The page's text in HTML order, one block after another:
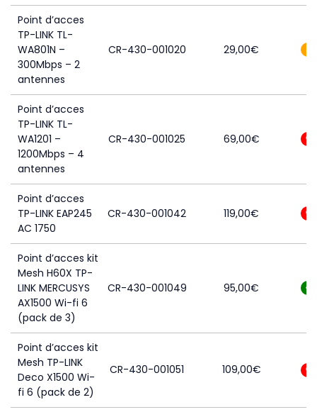
Point d’acces
TP-LINK TL-
WA801N –
300Mbps – 2
antennes
CR-430-001020 29,00€ 3
Point d’acces
TP-LINK TL-
WA1201 –
1200Mbps – 4
antennes
CR-430-001025 69,00€ 0
Point d’acces
TP-LINK EAP245
AC 1750
CR-430-001042 119,00€ 0
Point d’acces kit
Mesh H60X TP-
LINK MERCUSYS
AX1500 Wi-fi 6
(pack de 3)
CR-430-001049 95,00€ 8
Point d’acces kit
Mesh TP-LINK
Deco X1500 Wi-
fi 6 (pack de 2)
CR-430-001051 109,00€ 0